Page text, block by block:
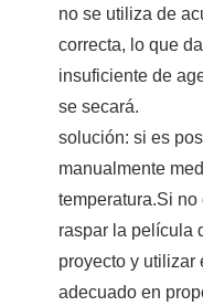
no se utiliza de
correcta, lo que
insuficiente de
se secará.
solución: si es
manualmente
temperatura.Si
raspar la película
proyecto y utilizar
adecuado en